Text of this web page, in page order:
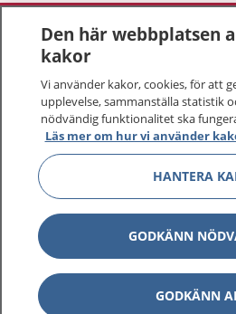
1177 på flera språk
Om 1177
Kontakt
Behandling av personuppgifter
Hantering av kakor
Inställningar för kakor
Den här webbplatsen
kakor
Vi använder kakor, cookies, för att
upplevelse, sammanställa statistik
nödvändig funktionalitet ska
Läs mer om hur vi använder
HANTERA
GODKÄNN
GODKÄNN